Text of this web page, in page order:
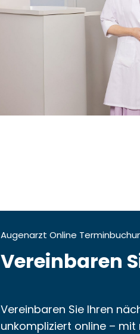
Augenarzt Online
Vereinbaren
Vereinbaren Sie Ihren
unkompliziert online – mit